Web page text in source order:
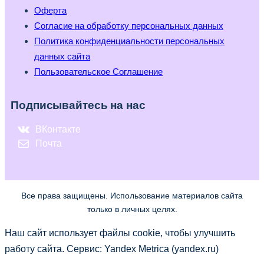
Оферта
Согласие на обработку персональных данных
Политика конфиденциальности персональных
данных сайта
Пользовательское Соглашение
Подписывайтесь на нас
ВКонтакте
Почта
Все права защищены. Использование материалов сайта
только в личных целях.
Наш сайт использует файлы cookie, чтобы улучшить
работу сайта. Сервис: Yandex Metrica (yandex.ru)